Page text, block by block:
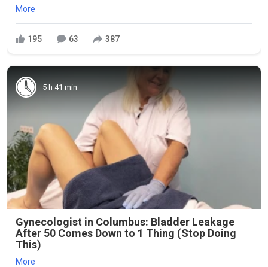
More
195 63 387
5 h 41 min
Gynecologist in Columbus: Bladder Leakage
After 50 Comes Down to 1 Thing (Stop Doing
This)
More